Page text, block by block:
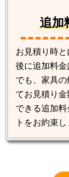
追加
お見積り時
後に追加料
でも、家具
てお見積り
できる追加
トをお約束し